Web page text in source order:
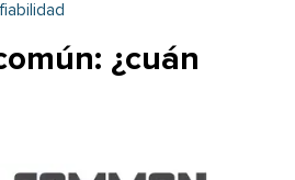
¿cuán